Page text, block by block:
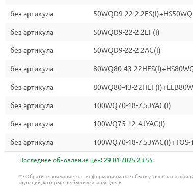
без артикула 50WQD9-22-2.2ES(I)+HS50WQ
без артикула 50WQD9-22-2.2EF(I)
без артикула 50WQD9-22-2.2AC(I)
без артикула 80WQ80-43-
без артикула 80WQ80-43-
без артикула 100WQ70-18-7.5JYAC(I)
без артикула 100WQ75-12-4JYAC(I)
без артикула 100WQ70-18-7.5JYAC(I)+TOS-
Последнее обновление цен: 29.01.2025 23:55
* - Обратите внимание, что информация может быть уточнена на
функций, которые не были указаны здесь